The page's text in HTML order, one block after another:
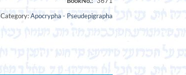
Category:Apocrypha - Pseudepigrapha